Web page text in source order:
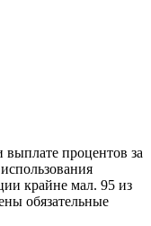
процентов за
крайне мал. 95 из
обязательные